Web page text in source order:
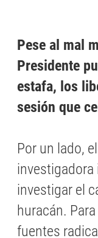
Pese al mal
Presidente
estafa, los
sesión que
Por un lado,
investigadora
investigar el
huracán.
fuentes